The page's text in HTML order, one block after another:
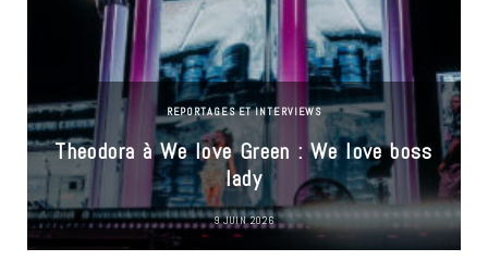
REPORTAGES ET INTERVIEWS
Theodora à We love Green : We love boss
lady
9 JUIN 2026